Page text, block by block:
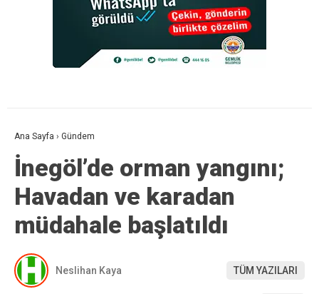
Ana Sayfa › Gündem
İnegöl’de orman yangını;
Havadan ve karadan
müdahale başlatıldı
Neslihan Kaya TÜM YAZILARI